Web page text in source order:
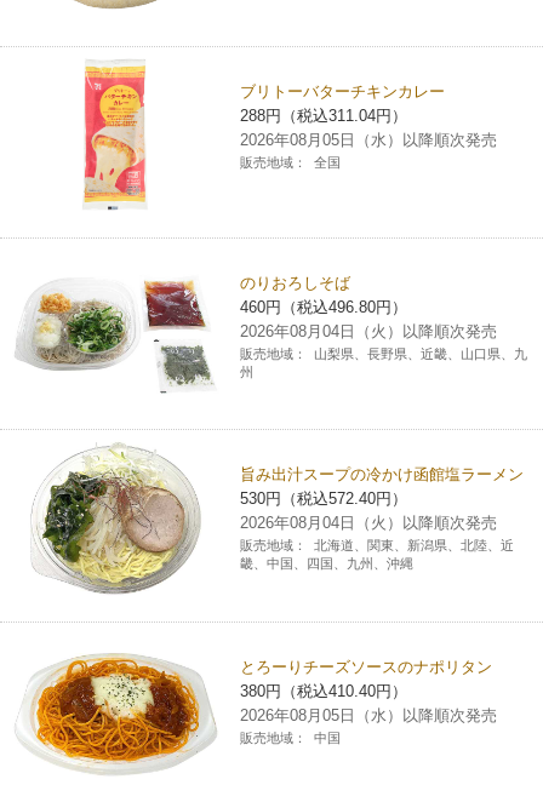
ブリトーバターチキンカレー
288円（税込311.04円）
2026年08月05日（水）以降順次発売
販売地域： 全国
のりおろしそば
460円（税込496.80円）
2026年08月04日（火）以降順次発売
販売地域：
山梨県、長野県、近畿、山口県、九
州
旨み出汁スープの冷かけ函館塩ラーメン
530円（税込572.40円）
2026年08月04日（火）以降順次発売
販売地域：
北海道、関東、新潟県、北陸、近
畿、中国、四国、九州、沖縄
とろーりチーズソースのナポリタン
380円（税込410.40円）
2026年08月05日（水）以降順次発売
販売地域： 中国